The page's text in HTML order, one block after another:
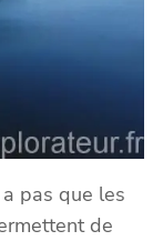
pas que les
de